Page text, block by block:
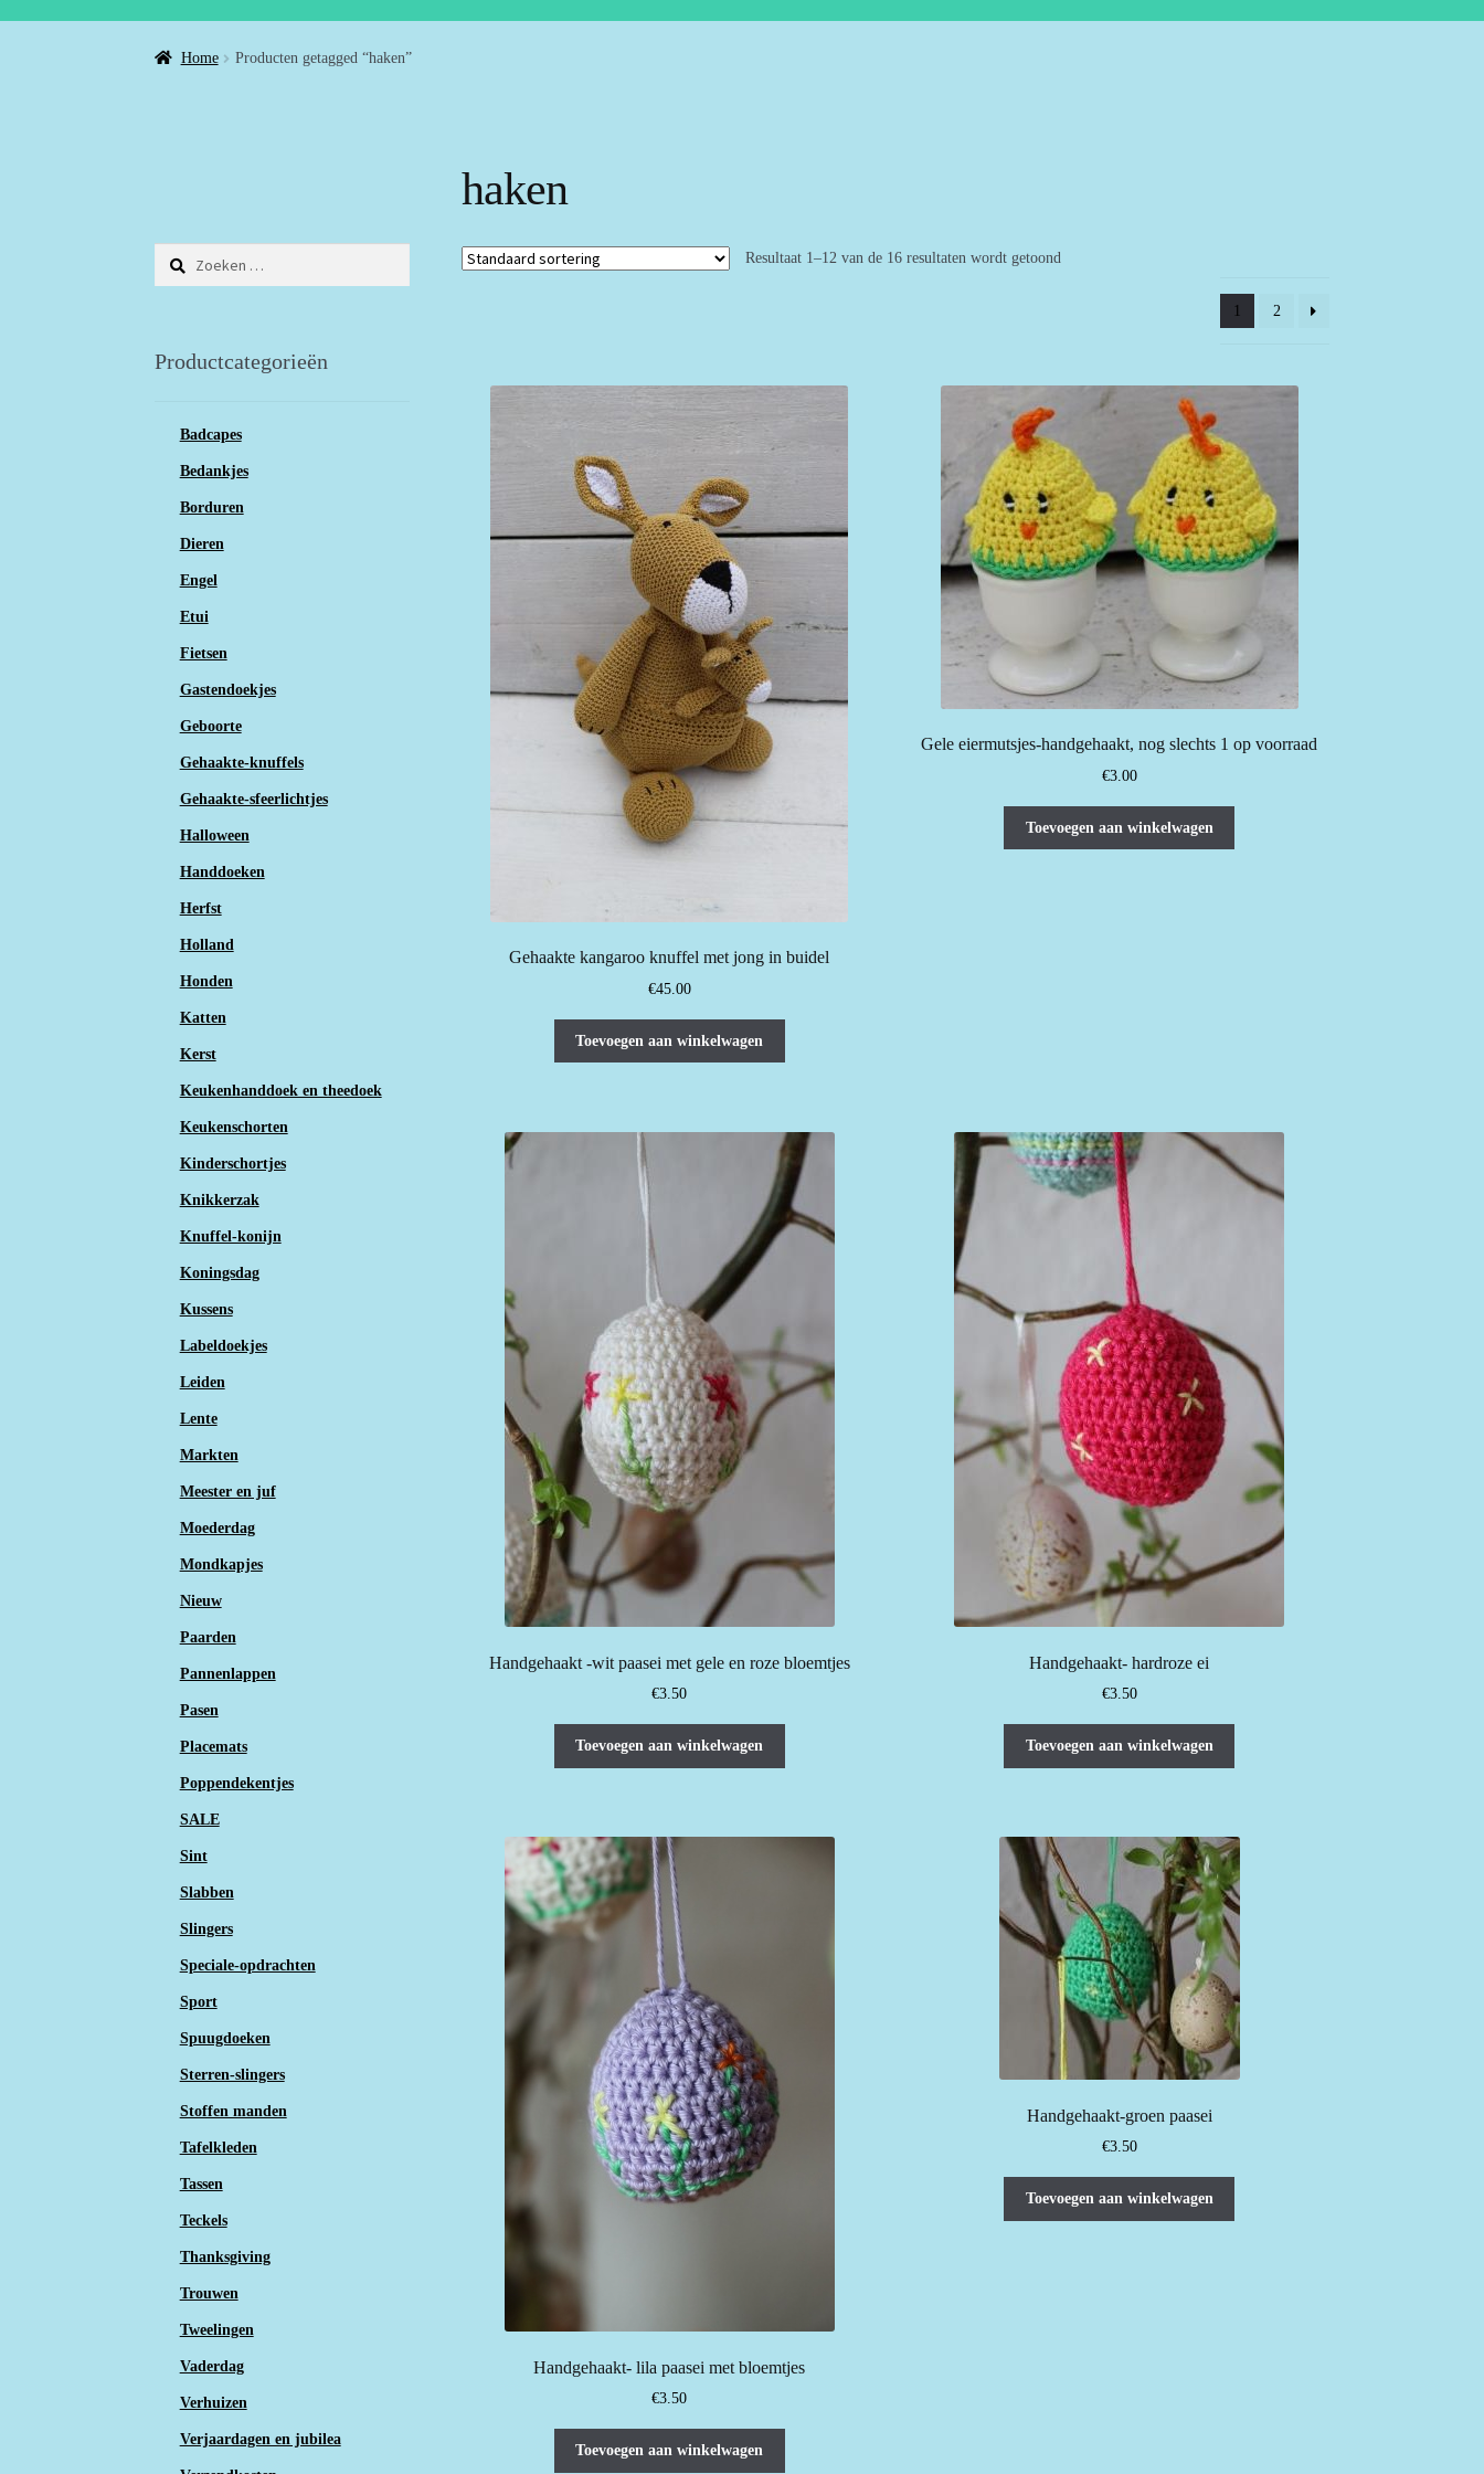
Home Producten getagged “haken”
haken
Resultaat 1–12 van de 16 resultaten wordt getoond
1 2
Gehaakte kangaroo knuffel met jong in buidel
€45.00
Toevoegen aan winkelwagen
Gele eiermutsjes-handgehaakt, nog slechts 1 op voorraad
€3.00
Toevoegen aan winkelwagen
Handgehaakt -wit paasei met gele en roze bloemtjes
€3.50
Toevoegen aan winkelwagen
Handgehaakt- hardroze ei
€3.50
Toevoegen aan winkelwagen
Handgehaakt- lila paasei met bloemtjes
€3.50
Toevoegen aan winkelwagen
Handgehaakt-groen paasei
€3.50
Toevoegen aan winkelwagen
naar:
Productcategorieën
Badcapes
Bedankjes
Borduren
Dieren
Engel
Etui
Fietsen
Gastendoekjes
Geboorte
Gehaakte-knuffels
Gehaakte-sfeerlichtjes
Halloween
Handdoeken
Herfst
Holland
Honden
Katten
Kerst
Keukenhanddoek en theedoek
Keukenschorten
Kinderschortjes
Knikkerzak
Knuffel-konijn
Koningsdag
Kussens
Labeldoekjes
Leiden
Lente
Markten
Meester en juf
Moederdag
Mondkapjes
Nieuw
Paarden
Pannenlappen
Pasen
Placemats
Poppendekentjes
SALE
Sint
Slabben
Slingers
Speciale-opdrachten
Sport
Spuugdoeken
Sterren-slingers
Stoffen manden
Tafelkleden
Tassen
Teckels
Thanksgiving
Trouwen
Tweelingen
Vaderdag
Verhuizen
Verjaardagen en jubilea